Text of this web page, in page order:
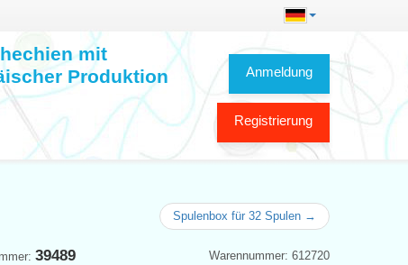
Anmeldung
Registrierung
mit
Produktion
Spulenbox für 32 Spulen →
Warennummer: 612720
39489